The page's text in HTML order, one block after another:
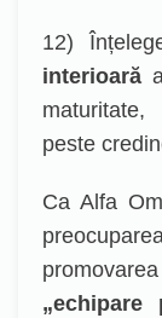
12)
interioară
peste
Ca Alfa
„echipare